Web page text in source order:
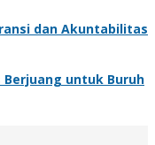
dan Akuntabilitas
Berjuang untuk Buruh